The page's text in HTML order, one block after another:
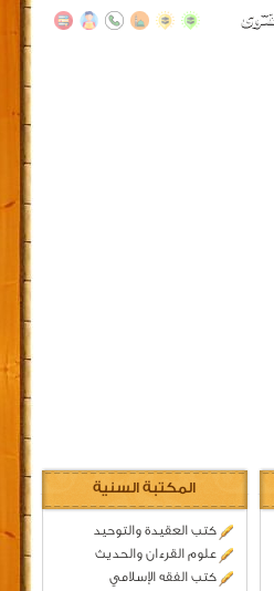
المكتبة السنية
كتب العقيدة والتوحيد
علوم القرءان والحديث
كتب الفقه الإسلامي